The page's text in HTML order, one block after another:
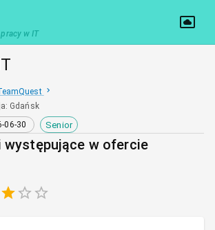
w IT
: Gdańsk
06-30
Senior
występujące w ofercie